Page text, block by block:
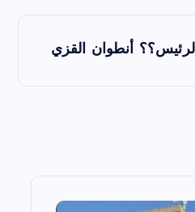
أنطوان القزي